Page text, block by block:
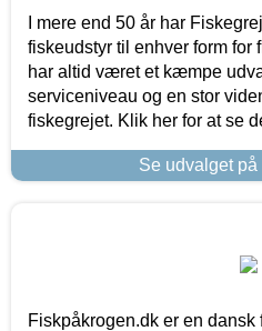
I mere end 50 år har
fiskeudstyr til enhver form for
har altid været et kæmpe
serviceniveau og en stor
fiskegrejet. Klik her for at se
Se udvalget
Fiskpåkrogen.dk er en